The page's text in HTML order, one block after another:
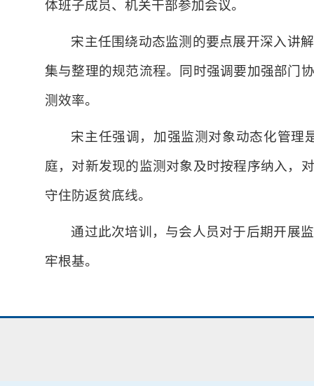
体班子成员、机关干部参加会议。
宋主任围绕动态监测的要点展开深入讲
集与整理的规范流程。同时强调要加强部门
测效率。
宋主任强调，加强监测对象动态化管理
庭，对新发现的监测对象及时按程序纳入，
守住防返贫底线。
通过此次培训，与会人员对于后期开展
牢根基。